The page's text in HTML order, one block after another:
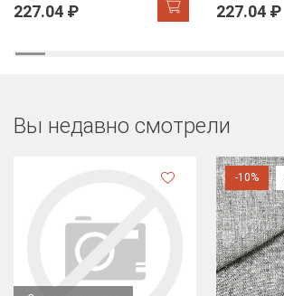
227.04 ₽ 227.04 ₽
Вы недавно смотрели
-10%